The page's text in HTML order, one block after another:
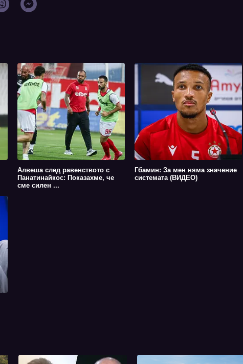
Алвеша след равенството с
Панатинайкос: Показахме, че
сме силен ...
Гбамин: За мен няма значение
системата (ВИДЕО)